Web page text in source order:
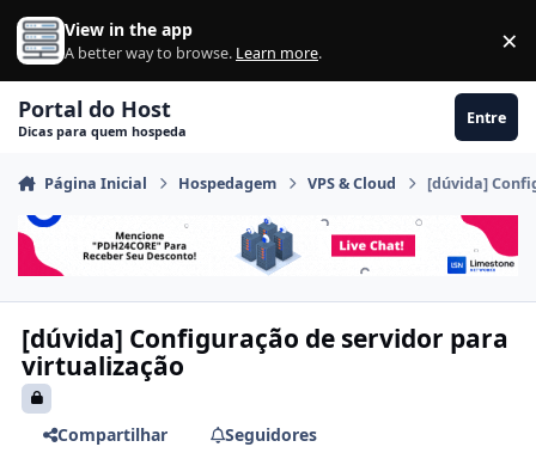
Ir para conteúdo
View in the app
A better way to browse. Learn more. ×
Portal do Host
Dicas para quem hospeda
Entre
Página Inicial Hospedagem VPS & Cloud [dúvida]
[dúvida] Configuração de servidor para
virtualização
Compartilhar
Seguidores